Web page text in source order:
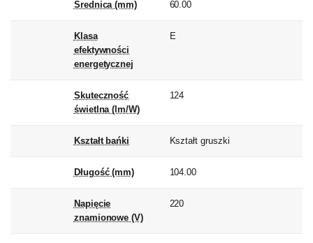
Średnica (mm) 60.00
Klasa
efektywności
energetycznej
E
Skuteczność
świetlna (lm/W)
124
Kształt bańki Kształt gruszki
Długość (mm) 104.00
Napięcie
znamionowe (V)
220